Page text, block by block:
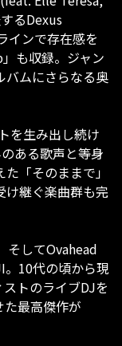
るDexus
インで存在感を
も収録。ジャン
バムにさらなる奥
を生み出し続け
ある歌声と等身
「そのままで」
け継ぐ楽曲群も完
そしてOvahead
。10代の頃から現
トのライブDJを
最高傑作が